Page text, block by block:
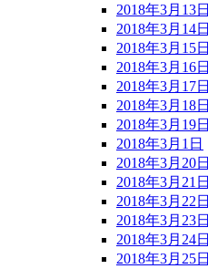
2018年3月13日
2018年3月14日
2018年3月15日
2018年3月16日
2018年3月17日
2018年3月18日
2018年3月19日
2018年3月1日
2018年3月20日
2018年3月21日
2018年3月22日
2018年3月23日
2018年3月24日
2018年3月25日